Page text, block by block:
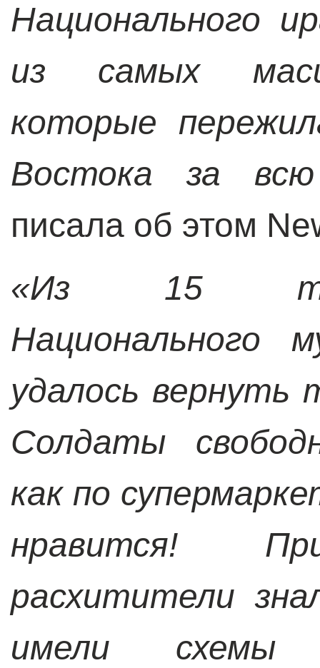
Национального
из самых
которые
Востока за
писала об этом
«Из 15
Национального
удалось вернуть
Солдаты
как по
нравится!
расхитители
имели схемы